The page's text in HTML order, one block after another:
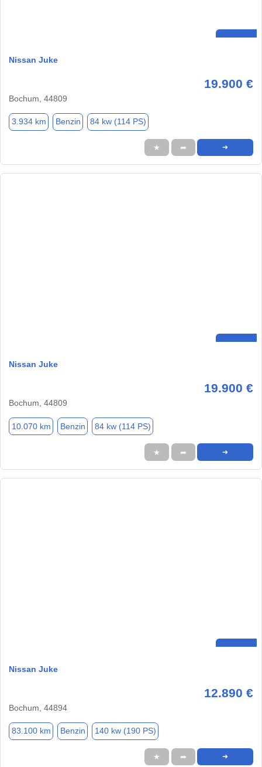
Nissan Juke
19.900 €
Bochum, 44809
3.934 km Benzin 84 kw (114 PS)
★ ➦ ➜
Nissan Juke
19.900 €
Bochum, 44809
10.070 km Benzin 84 kw (114 PS)
★ ➦ ➜
Nissan Juke
12.890 €
Bochum, 44894
83.100 km Benzin 140 kw (190 PS)
★ ➦ ➜